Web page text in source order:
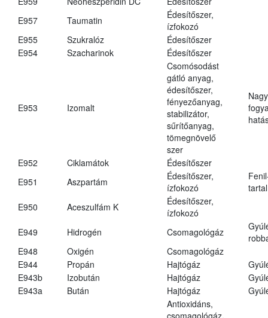
E957
Taumatin
Édesítőszer,
ízfokozó
E955
Szukralóz
Édesítőszer
E954
Szacharinok Édesítőszer
E953 Izomalt
Csomósodást
gátló anyag,
édesítőszer,
fényezőanyag,
stabilizátor,
sűrítőanyag,
tömegnövelő
szer
E952 Ciklamátok
Édesítőszer
E951
Aszpartám
Édesítőszer,
ízfokozó
E950
Aceszulfám K
Édesítőszer,
ízfokozó
E949
Hidrogén Csomagológáz
E948
Oxigén
Csomagológáz
E944
Propán Hajtógáz
E943b
Izobután Hajtógáz
E943a
Bután Hajtógáz
Antioxidáns,
csomagológáz,